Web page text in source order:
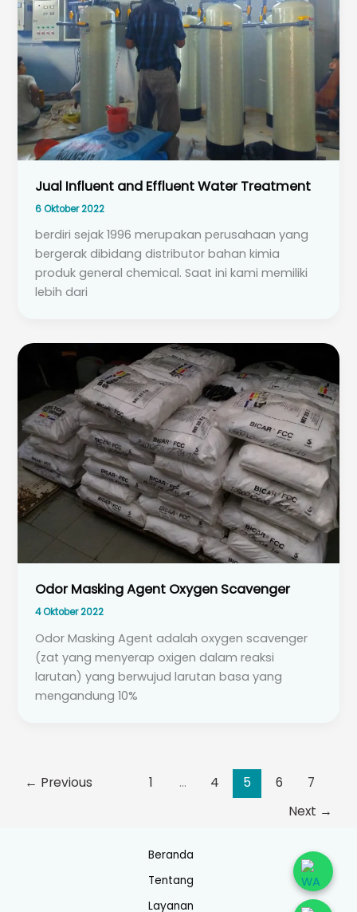
Jual Influent and Effluent Water Treatment
6 Oktober 2022
berdiri sejak 1996 merupakan perusahaan yang
bergerak dibidang distributor bahan kimia
produk general chemical. Saat ini kami memiliki
lebih dari
Odor Masking Agent Oxygen Scavenger
4 Oktober 2022
Odor Masking Agent adalah oxygen scavenger
(zat yang menyerap oxigen dalam reaksi
larutan) yang berwujud larutan basa yang
mengandung 10%
← Previous 1 … 4 5 6
7
Next →
Beranda
Tentang
Layanan